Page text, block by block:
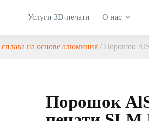
Услуги 3D-печати О нас
на основе алюминия / Порошок
Порошок